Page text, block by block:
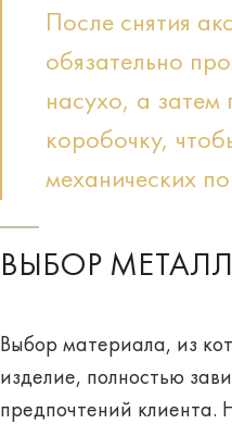
После снятия
обязательно
насухо, а затем
коробочку,
механических
ВЫБОР
Выбор материала, из
изделие, полностью
предпочтений клиента.